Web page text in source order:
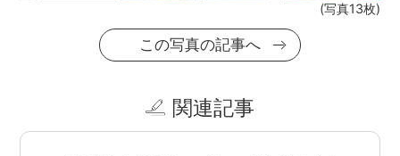
(写真13枚)
この写真の記事へ
関連記事